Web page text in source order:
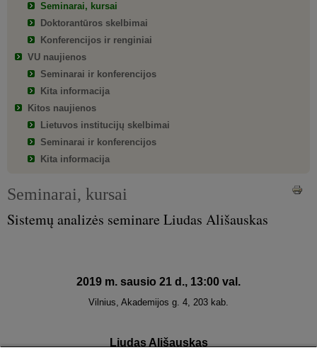
Seminarai, kursai
Doktorantūros skelbimai
Konferencijos ir renginiai
VU naujienos
Seminarai ir konferencijos
Kita informacija
Kitos naujienos
Lietuvos institucijų skelbimai
Seminarai ir konferencijos
Kita informacija
Seminarai, kursai
Sistemų analizės seminare Liudas Ališauskas
2019 m. sausio 21 d., 13:00 val.
Vilnius, Akademijos g. 4, 203 kab.
Liudas Ališauskas